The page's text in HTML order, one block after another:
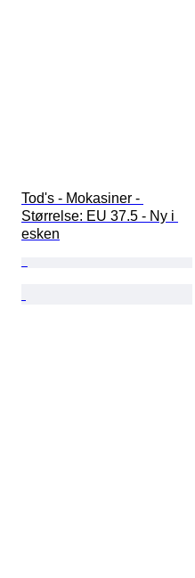
Tod's - Mokasiner -
Størrelse: EU 37.5 - Ny i
esken